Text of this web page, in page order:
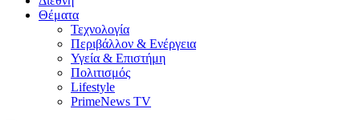
Θέματα
Τεχνολογία
Περιβάλλον & Ενέργεια
Υγεία & Επιστήμη
Πολιτισμός
Lifestyle
PrimeNews TV